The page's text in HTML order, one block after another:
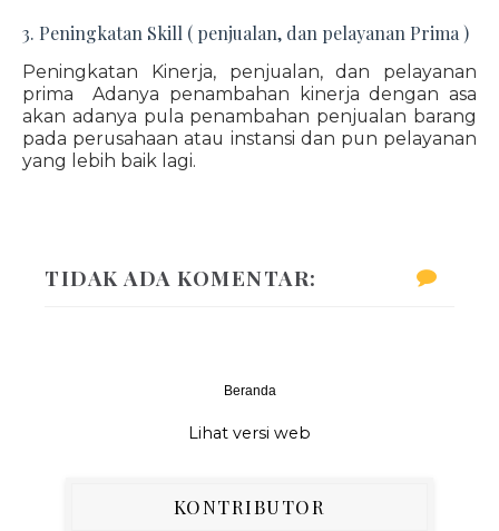
3. Peningkatan Skill ( penjualan, dan pelayanan Prima )
Peningkatan Kinerja, penjualan, dan pelayanan
prima Adanya penambahan kinerja dengan asa
akan adanya pula penambahan penjualan barang
pada perusahaan atau instansi dan pun pelayanan
yang lebih baik lagi.
TIDAK ADA KOMENTAR:
Beranda
Lihat versi web
KONTRIBUTOR